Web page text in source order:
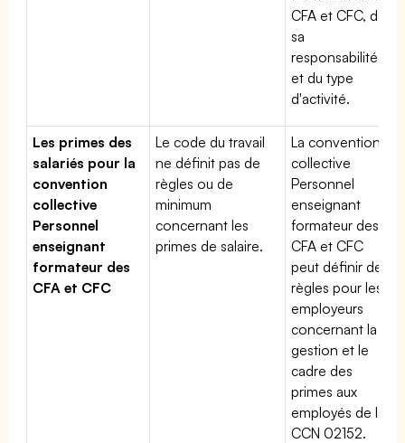
CFA et CFC, de
sa
responsabilité
et du type
d'activité.
Les primes des
salariés pour la
convention
collective
Personnel
enseignant
formateur des
CFA et CFC
Le code du travail
ne définit pas de
règles ou de
minimum
concernant les
primes de salaire.
La convention
collective
Personnel
enseignant
formateur des
CFA et CFC
peut définir des
règles pour les
employeurs
concernant la
gestion et le
cadre des
primes aux
employés de la
CCN 02152.